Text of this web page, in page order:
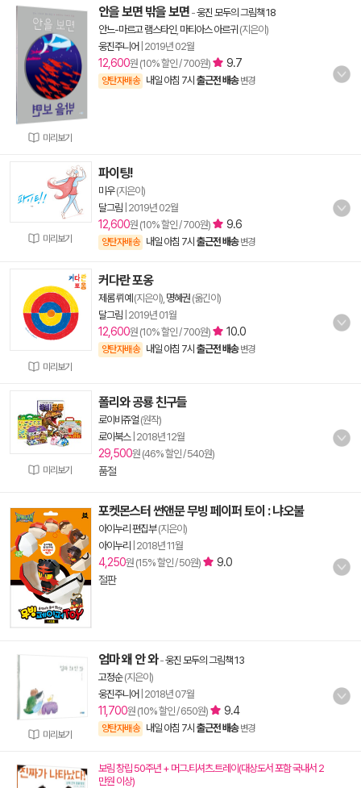
미리보기
안을 보면 밖을 보면 -웅진 모두의 그림책 18
안느-마르고 램스타인 마티아스 아르귀 (지은이)
웅진주니어 2019년 02월
12,600원 (10% 할인 / 700원) 9.7
양탄자배송 내일 아침 7시 출근전 배송 변경
미리보기
파이팅!
미우(지은이)
달그림 2019년 02월
12,600원 (10% 할인 / 700원) 9.6
양탄자배송 내일 아침 7시 출근전 배송 변경
미리보기
커다란 포옹
제롬 뤼예 (지은이), 명혜권 (옮긴이)
달그림 2019년 01월
12,600원 (10% 할인 / 700원) 10.0
양탄자배송 내일 아침 7시 출근전 배송 변경
미리보기
폴리와 공룡 친구들
로이비쥬얼 (원작)
로이북스| 2018년 12월
29,500원 (46% 할인 / 540원)
품절
포켓몬스터 썬앤문 무빙 페이퍼 토이 : 냐오불
아이누리 편집부(지은이)
아이누리
2018년 11월
4,250원 (15% 할인 / 50원)
9.0
절판
미리보기
엄마 왜 안 와-웅진 모두의 그림책 13
고정순(지은이)
웅진주니어 2018년 07월
11,700원 (10% 할인 / 650원) 9.4
양탄자배송 내일 아침 7시 출근전 배송 변경
보림 창립 50주년 + 머그.티셔츠.트레이(대상도서 포함 국내서 2
만원 이상)